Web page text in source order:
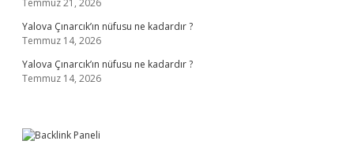
Temmuz 21, 2026
Yalova Çınarcık’ın nüfusu ne kadardır ?
Temmuz 14, 2026
Yalova Çınarcık’ın nüfusu ne kadardır ?
Temmuz 14, 2026